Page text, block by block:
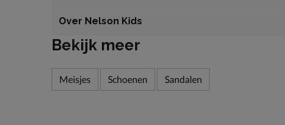
Over Nelson Kids
Bekijk meer
Meisjes Schoenen Sandalen